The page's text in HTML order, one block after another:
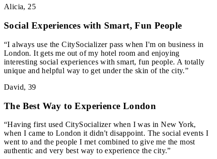
Alicia,25
Social Experiences with Smart, Fun People
“I always use the CitySocializer pass when I'm on business in
London. It gets me out of my hotel room and enjoying
interesting social experiences with smart, fun people. A totally
unique and helpful way to get under the skin of the city.”
David, 39
The Best Way to Experience London
“Having first used CitySocializer when I was in New York,
when I came to London it didn't disappoint. The social events I
went to and the people I met combined to give me the most
authentic and very best way to experience the city.”